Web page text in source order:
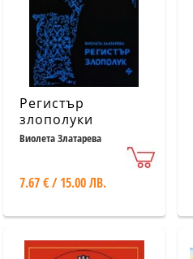
Регистър
злополуки
Виолета Златарева
7.67 € / 15.00 ЛВ.